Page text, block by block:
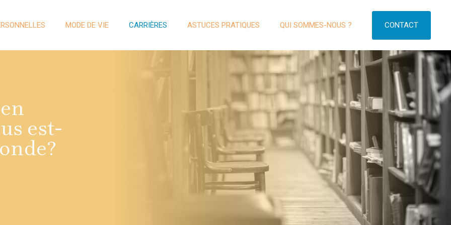
MODE DE VIE CARRIÈRES ASTUCES PRATIQUES QUI SOMMES-NOUS ? CONTACT
est-